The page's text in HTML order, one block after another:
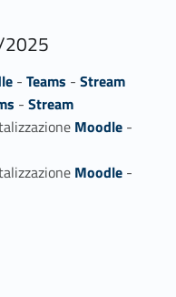
- Teams - Stream
- Stream
Moodle-
Moodle-